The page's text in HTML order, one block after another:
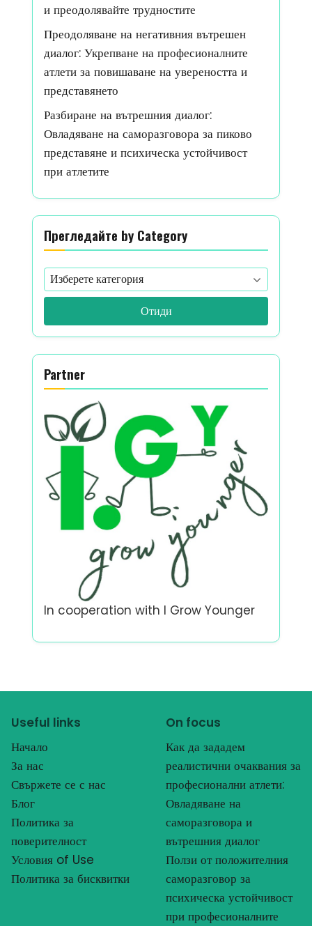
и преодолявайте трудностите
Преодоляване на негативния вътрешен
диалог: Укрепване на професионалните
атлети за повишаване на увереността и
представянето
Разбиране на вътрешния диалог:
Овладяване на саморазговора за пиково
представяне и психическа устойчивост
при атлетите
Прегледайте by Category
Отиди
Partner
In cooperation with I Grow Younger
Useful links
Начало
За нас
Свържете се с нас
Блог
Политика за
поверителност
Условия of Use
Политика за бисквитки
On focus
Как да зададем
реалистични очаквания за
професионални атлети:
Овладяване на
саморазговора и
вътрешния диалог
Ползи от положителния
саморазговор за
психическа устойчивост
при професионалните